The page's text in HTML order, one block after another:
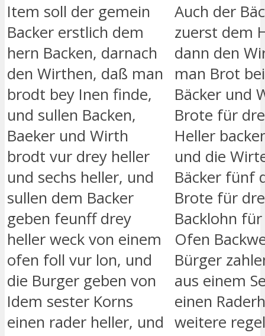
Item soll der gemein
Backer erstlich dem
hern Backen, darnach
den Wirthen, daß man
brodt bey Inen finde,
und sullen Backen,
Baeker und Wirth
brodt vur drey heller
und sechs heller, und
sullen dem Backer
geben feunff drey
heller weck von einem
ofen foll vur lon, und
die Burger geben von
Idem sester Korns
einen rader heller, und
Auch der
zuerst dem
dann den
man Brot
Bäcker und
Brote für
Heller
und die
Bäcker fünf
Brote für
Backlohn
Ofen
Bürger
aus einem
einen
weitere